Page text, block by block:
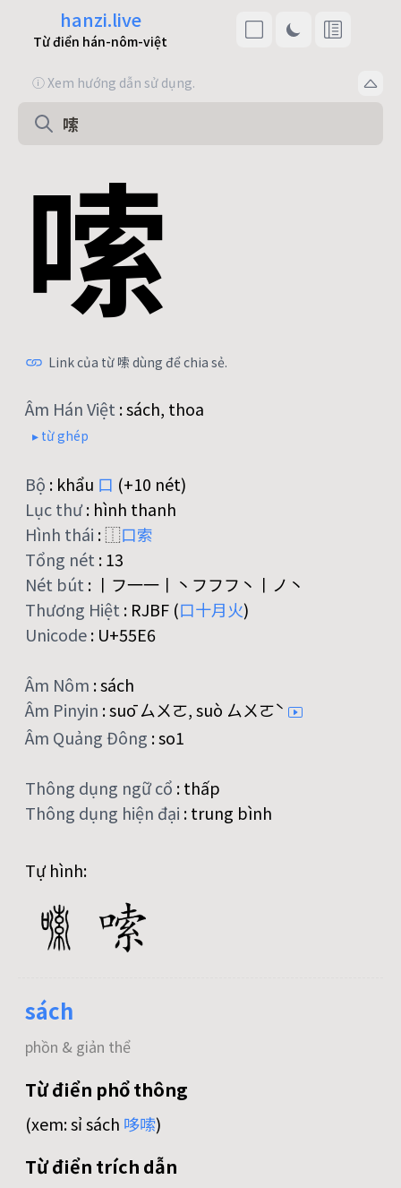
hanzi.live
Từ điển hán-nôm-việt
ⓘ Xem hướng dẫn sử dụng.
嗦
Link của từ 嗦 dùng để chia sẻ.
Âm Hán Việt :sách, thoa
▸ từ ghép
Bộ : khẩu 口 (+10 nét)
Lục thư: hình thanh
Hình thái :⿰口索
Tổng nét :13
Nét bút : 丨フ一一丨丶フフフ丶丨ノ丶
Thương Hiệt : RJBF (口十月火)
Unicode: U+55E6
Âm Nôm :sách
Âm Pinyin :suō ㄙㄨㄛ, suò ㄙㄨㄛˋ
Âm Quảng Đông :so1
Thông dụng ngữ cổ :thấp
Thông dụng hiện đại :trung bình
Tự hình:
sách
phồn & giản thể
Từ điển phổ thông
(xem: sỉ sách 哆嗦)
Từ điển trích dẫn